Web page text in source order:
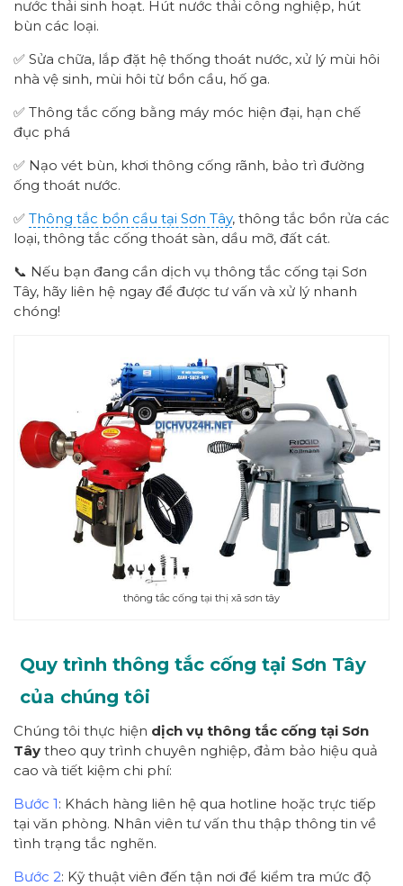
nước thải sinh hoạt. Hút nước thải công nghiệp, hút
bùn các loại.
✅ Sửa chữa, lắp đặt hệ thống thoát nước, xử lý mùi hôi
nhà vệ sinh, mùi hôi từ bồn cầu, hố ga.
✅ Thông tắc cống bằng máy móc hiện đại, hạn chế
đục phá
✅ Nạo vét bùn, khơi thông cống rãnh, bảo trì đường
ống thoát nước.
✅ Thông tắc bồn cầu tại Sơn Tây, thông tắc bồn rửa các
loại, thông tắc cống thoát sàn, dầu mỡ, đất cát.
📞 Nếu bạn đang cần dịch vụ thông tắc cống tại Sơn
Tây, hãy liên hệ ngay để được tư vấn và xử lý nhanh
chóng!
thông tắc cống tại thị xã sơn tây
Quy trình thông tắc cống tại Sơn Tây
của chúng tôi
Chúng tôi thực hiện dịch vụ thông tắc cống tại Sơn
Tây theo quy trình chuyên nghiệp, đảm bảo hiệu quả
cao và tiết kiệm chi phí:
Bước 1: Khách hàng liên hệ qua hotline hoặc trực tiếp
tại văn phòng. Nhân viên tư vấn thu thập thông tin về
tình trạng tắc nghẽn.
Bước 2: Kỹ thuật viên đến tận nơi để kiểm tra mức độ